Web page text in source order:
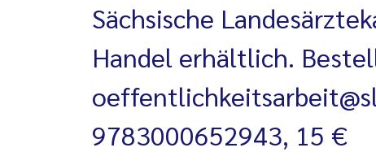
Sächsische
Handel erhältlich.
9783000652943, 15 €